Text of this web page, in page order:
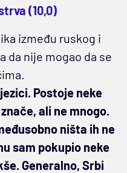
(10,0)
između ruskog i
da nije mogao da se
Postoje neke
ali ne mnogo.
ništa ih ne
sam pokupio neke
Generalno, Srbi